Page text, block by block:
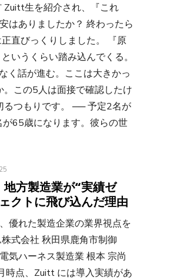
Zuitt生を紹介され、『これ
はありましたか？ 終わったら
直びっくりしました。 『原
いうくらい踏み込んでくる。
く話が進む。ここは大きかっ
この5人は面接で確認したけ
るつもりです。 ── 予定2名が
65歳になります。彼らの世
地方製造業が“実績ゼ
クトに飛び込んだ理由
優れた製造企業の業界視点を
式会社 秋田県鹿角市制御
気ハーネス製造業 根本 宗尚
時点、Zuitt には導入実績があ